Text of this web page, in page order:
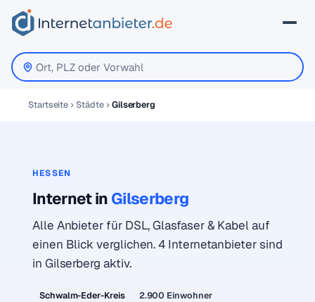
Startseite Städte Gilserberg
HESSEN
Internet in Gilserberg
Alle Anbieter für DSL, Glasfaser & Kabel auf
einen Blick verglichen. 4 Internetanbieter sind
in Gilserberg aktiv.
Schwalm-Eder-Kreis
2.900 Einwohner